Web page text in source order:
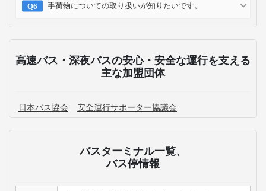
手荷物についての取り扱いが知りたいです。
高速バス・深夜バスの安心・安全な運行を支える
主な加盟団体
日本バス協会 安全運行サポーター協議会
バスターミナル一覧、
バス停情報